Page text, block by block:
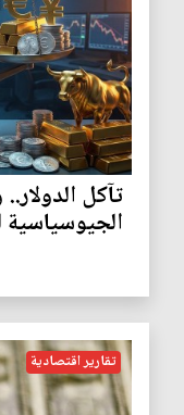
تآكل
الجيوسياسية
تقارير اقتصادية